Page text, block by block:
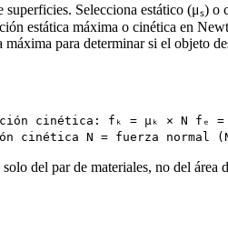
Selecciona estático (μₛ) o
estática máxima o cinética en
para determinar si el objeto
cinética: fₖ = μₖ × N
cinética N = fuerza normal
del par de materiales, no del